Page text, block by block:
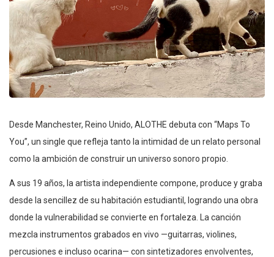
Desde Manchester, Reino Unido, ALOTHE debuta con “Maps To
You”, un single que refleja tanto la intimidad de un relato personal
como la ambición de construir un universo sonoro propio.
A sus 19 años, la artista independiente compone, produce y graba
desde la sencillez de su habitación estudiantil, logrando una obra
donde la vulnerabilidad se convierte en fortaleza. La canción
mezcla instrumentos grabados en vivo —guitarras, violines,
percusiones e incluso ocarina— con sintetizadores envolventes,